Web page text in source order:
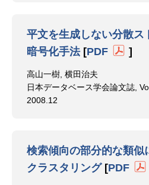
平文を生成しない分散ス
暗号化手法[PDF ]
高山一樹, 横田治夫
日本データベース学会論文誌,
2008.12
検索傾向の部分的な類似
クラスタリング[PDF